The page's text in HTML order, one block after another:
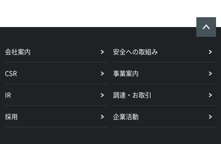
会社案内 安全への取組み
CSR 事業案内
IR 調達・お取引
採用 企業活動